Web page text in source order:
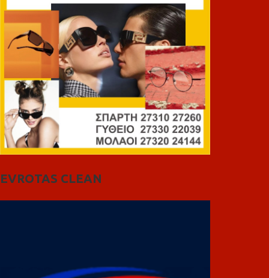
EVROTAS CLEAN